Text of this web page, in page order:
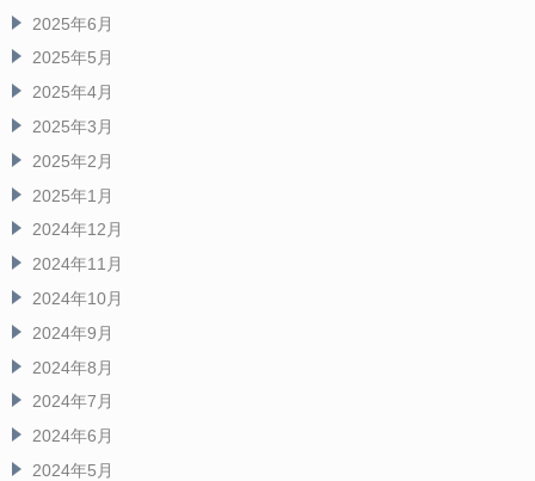
2025年6月
2025年5月
2025年4月
2025年3月
2025年2月
2025年1月
2024年12月
2024年11月
2024年10月
2024年9月
2024年8月
2024年7月
2024年6月
2024年5月